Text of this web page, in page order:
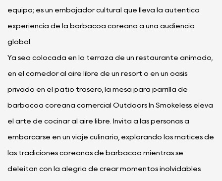
equipo; es un embajador cultural que lleva la auténtica
experiencia de la barbacoa coreana a una audiencia
global.
Ya sea colocada en la terraza de un restaurante animado,
en el comedor al aire libre de un resort o en un oasis
privado en el patio trasero, la mesa para parrilla de
barbacoa coreana comercial Outdoors In Smokeless eleva
el arte de cocinar al aire libre. Invita a las personas a
embarcarse en un viaje culinario, explorando los matices de
las tradiciones coreanas de barbacoa mientras se
deleitan con la alegría de crear momentos inolvidables